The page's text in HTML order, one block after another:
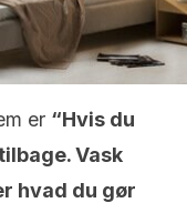
er “Hvis du
Vask
hvad du gør